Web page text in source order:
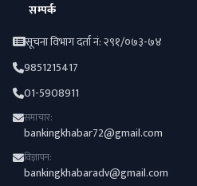
सम्पर्क
सूचना विभाग दर्ता नं: २९१/०७३-७४
9851215417
01-5908911
समाचार:
bankingkhabar72@gmail.com
विज्ञापन:
bankingkhabaradv@gmail.com